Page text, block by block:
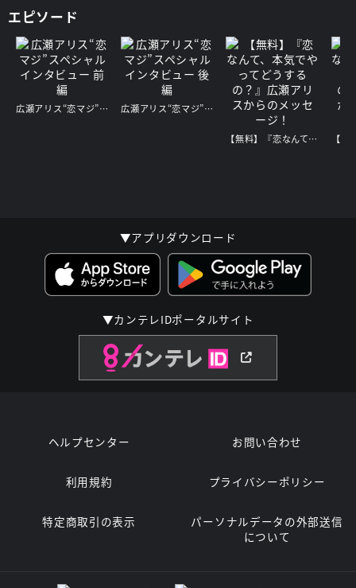
エピソード
広瀬アリス“恋マジ”スペシャルインタビュー 前編 広瀬アリス“恋マジ”スペシャルインタビュー 後編
【無料】『恋なんて、本気でやってどうするの？』広瀬アリスからのメッセージ！
▼アプリダウンロード
▼カンテレIDポータルサイト
ヘルプセンター お問い合わせ
利用規約 プライバシーポリシー
特定商取引の表示
パーソナルデータの外部送信
について